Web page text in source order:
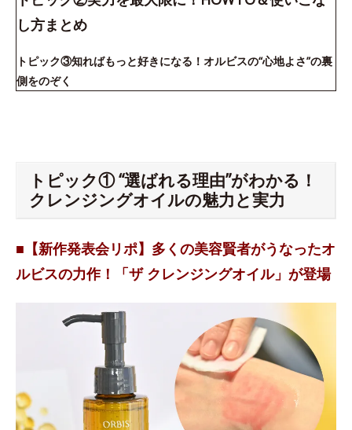
し方まとめ
トピック③知ればもっと好きになる！オルビスの“心地よさ”の裏
側をのぞく
トピック① “選ばれる理由”がわかる！
クレンジングオイルの魅力と実力
■【新作発表会リポ】多くの美容賢者がうなったオ
ルビスの力作！「ザ クレンジングオイル」が登場